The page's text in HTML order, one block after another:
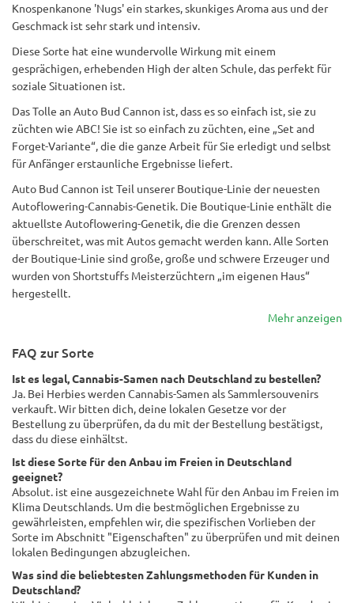
Knospenkanone 'Nugs' ein starkes, skunkiges Aroma aus und der
Geschmack ist sehr stark und intensiv.
Diese Sorte hat eine wundervolle Wirkung mit einem
gesprächigen, erhebenden High der alten Schule, das perfekt für
soziale Situationen ist.
Das Tolle an Auto Bud Cannon ist, dass es so einfach ist, sie zu
züchten wie ABC! Sie ist so einfach zu züchten, eine „Set and
Forget-Variante“, die die ganze Arbeit für Sie erledigt und selbst
für Anfänger erstaunliche Ergebnisse liefert.
Auto Bud Cannon ist Teil unserer Boutique-Linie der neuesten
Autoflowering-Cannabis-Genetik. Die Boutique-Linie enthält die
aktuellste Autoflowering-Genetik, die die Grenzen dessen
überschreitet, was mit Autos gemacht werden kann. Alle Sorten
der Boutique-Linie sind große, große und schwere Erzeuger und
wurden von Shortstuffs Meisterzüchtern „im eigenen Haus“
hergestellt.
Mehr anzeigen
FAQ zur Sorte
Ist es legal, Cannabis-Samen nach Deutschland zu bestellen?
Ja. Bei Herbies werden Cannabis-Samen als Sammlersouvenirs
verkauft. Wir bitten dich, deine lokalen Gesetze vor der
Bestellung zu überprüfen, da du mit der Bestellung bestätigst,
dass du diese einhältst.
Ist diese Sorte für den Anbau im Freien in Deutschland
geeignet?
Absolut. ist eine ausgezeichnete Wahl für den Anbau im Freien im
Klima Deutschlands. Um die bestmöglichen Ergebnisse zu
gewährleisten, empfehlen wir, die spezifischen Vorlieben der
Sorte im Abschnitt "Eigenschaften" zu überprüfen und mit deinen
lokalen Bedingungen abzugleichen.
Was sind die beliebtesten Zahlungsmethoden für Kunden in
Deutschland?